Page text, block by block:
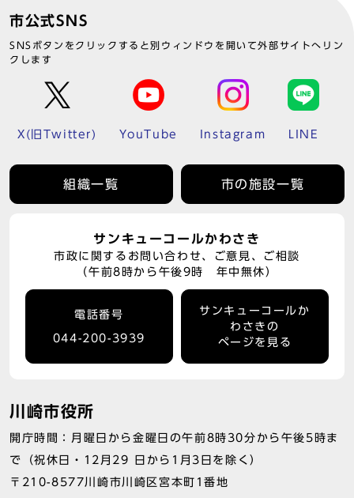
市公式SNS
SNSボタンをクリックすると別ウィンドウを開いて外部サイトへリン
クします
X(旧Twitter) YouTube Instagram LINE
組織一覧 市の施設一覧
サンキューコールかわさき
市政に関するお問い合わせ、ご意見、ご相談
（午前8時から午後9時 年中無休）
電話番号
044-200-3939
サンキューコールか
わさきの
ページを見る
川崎市役所
開庁時間：月曜日から金曜日の午前8時30分から午後5時ま
で（祝休日・12月29 日から1月3日を除く）
〒210-8577川崎市川崎区宮本町1番地